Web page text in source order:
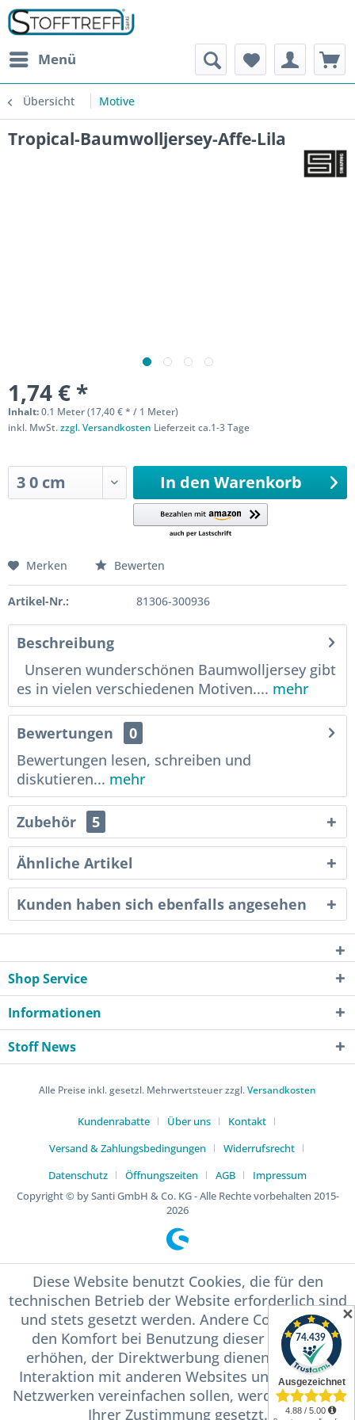
Menü
Übersicht Motive
Tropical-Baumwolljersey-Affe-Lila
1,74 € *
Inhalt:0.1 Meter (17,40 € * / 1 Meter)
inkl. MwSt.zzgl. Versandkosten Lieferzeit ca.1-3 Tage
In den Warenkorb
Merken Bewerten
Artikel-Nr.: 81306-300936
Beschreibung
Unseren wunderschönen Baumwolljersey gibt
es in vielen verschiedenen Motiven.... mehr
Bewertungen
0
Bewertungen lesen, schreiben und
diskutieren... mehr
Zubehör 5
Ähnliche Artikel
Kunden haben sich ebenfalls angesehen
Shop Service
Informationen
Stoff News
Alle Preise inkl. gesetzl. Mehrwertsteuer zzgl.Versandkosten
Kundenrabatte Über uns
Kontakt
Versand & Zahlungsbedingungen
Widerrufsrecht
Datenschutz
Öffnungszeiten AGB
Impressum
Copyright © by Santi GmbH & Co. KG - Alle Rechte vorbehalten 2015-
2026
Diese Website benutzt Cookies, die für den
technischen Betrieb der Website erforderlich sind
und stets gesetzt werden. Andere Cookies, die
den Komfort bei Benutzung dieser Website
erhöhen, der Direktwerbung dienen oder die
Interaktion mit anderen Websites und sozialen
Netzwerken vereinfachen sollen, werden nur mit
Ihrer Zustimmung gesetzt.
✕